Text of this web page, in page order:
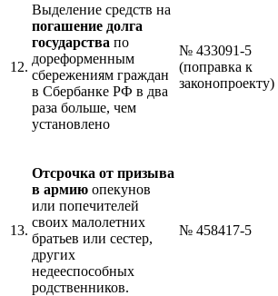
12.
Выделение средств на
погашение долга
государства по
дореформенным
сбережениям граждан
в Сбербанке РФ в два
раза больше, чем
установлено
№ 433091-5
(поправка к
законопроекту)
13.
Отсрочка от призыва
в армию опекунов
или попечителей
своих малолетних
братьев или сестер,
других
недееспособных
родственников.
№ 458417-5